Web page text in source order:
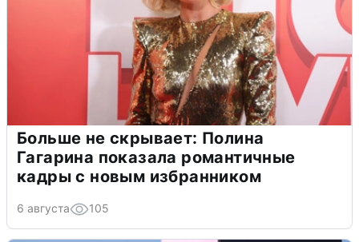
Больше не скрывает: Полина
Гагарина показала романтичные
кадры с новым избранником
6 августа 105